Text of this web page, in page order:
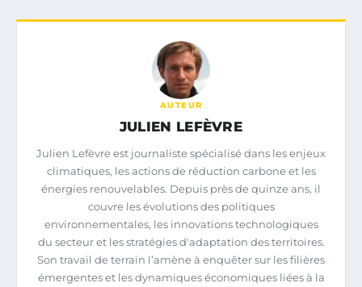
AUTEUR
JULIEN LEFÈVRE
Julien Lefèvre est journaliste spécialisé dans les enjeux
climatiques, les actions de réduction carbone et les
énergies renouvelables. Depuis près de quinze ans, il
couvre les évolutions des politiques
environnementales, les innovations technologiques
du secteur et les stratégies d'adaptation des territoires.
Son travail de terrain l’amène à enquêter sur les filières
émergentes et les dynamiques économiques liées à la